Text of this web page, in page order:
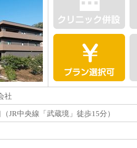
社
JR中央線「武蔵境」徒歩15分）